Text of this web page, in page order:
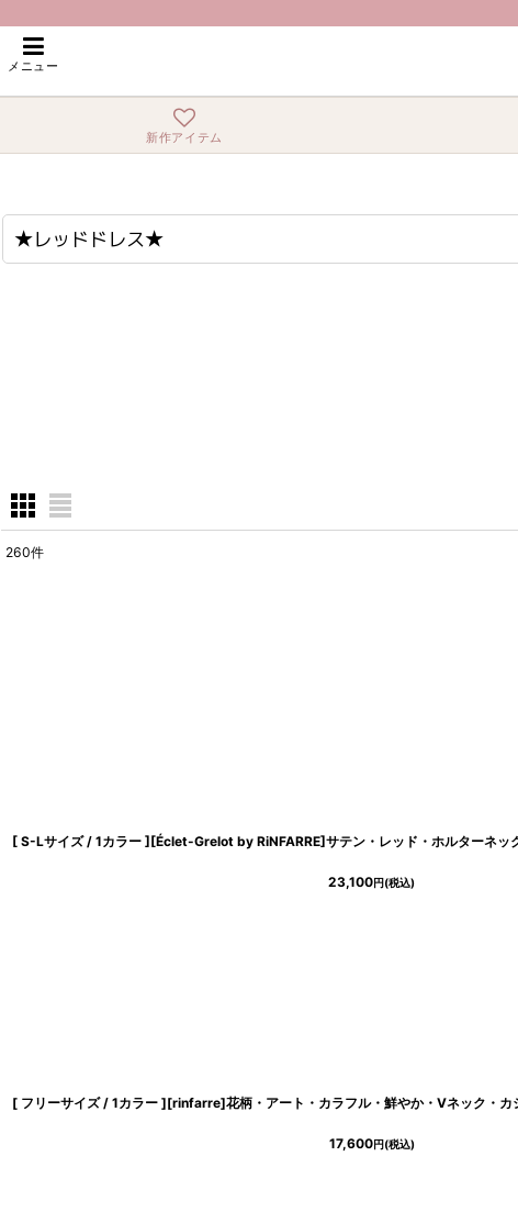
メニュー
新作アイテム
ホーム > ★レッドドレス★
★レッドドレス★
260件
23,100円(税込)
17,600円(税込)